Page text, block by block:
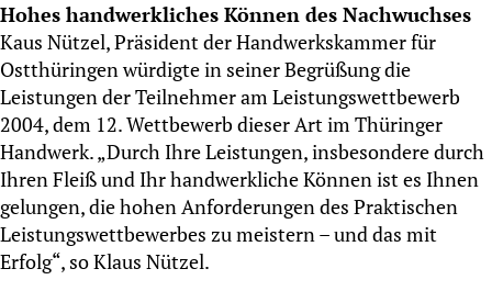
Hohes handwerkliches Können des Nachwuchses
Kaus Nützel, Präsident der Handwerkskammer für
Ostthüringen würdigte in seiner Begrüßung die
Leistungen der Teilnehmer am Leistungswettbewerb
2004, dem 12. Wettbewerb dieser Art im Thüringer
Handwerk. „Durch Ihre Leistungen, insbesondere durch
Ihren Fleiß und Ihr handwerkliche Können ist es Ihnen
gelungen, die hohen Anforderungen des Praktischen
Leistungswettbewerbes zu meistern – und das mit
Erfolg“, so Klaus Nützel.